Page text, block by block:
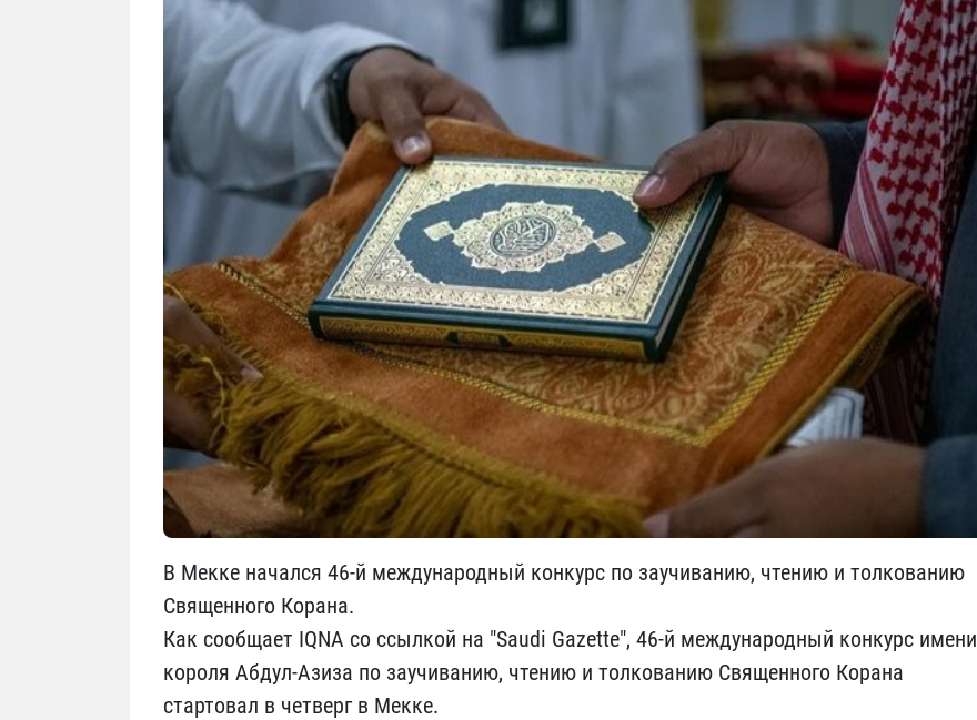
В Мекке начался 46-й международный конкурс по заучиванию, чтению и толкованию
Священного Корана.
Как сообщает IQNA со ссылкой на "Saudi Gazette", 46-й международный конкурс имени
короля Абдул-Азиза по заучиванию, чтению и толкованию Священного Корана
стартовал в четверг в Мекке.